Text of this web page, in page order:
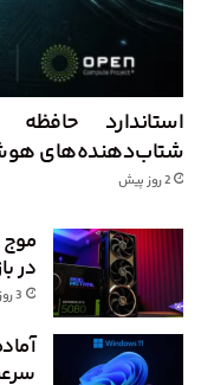
شتاب‌دهنده‌های
2 روز پیش
در بازار
3 روز پیش